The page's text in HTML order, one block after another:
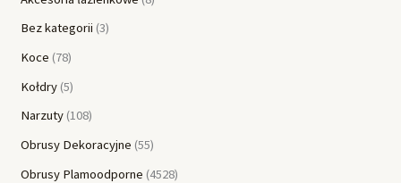
Bez kategorii 3
Koce 78
Kołdry 5
Narzuty 108
Obrusy Dekoracyjne 55
Obrusy Plamoodporne 4528